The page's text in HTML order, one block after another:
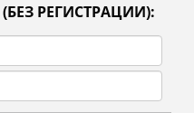
РЕГИСТРАЦИИ):